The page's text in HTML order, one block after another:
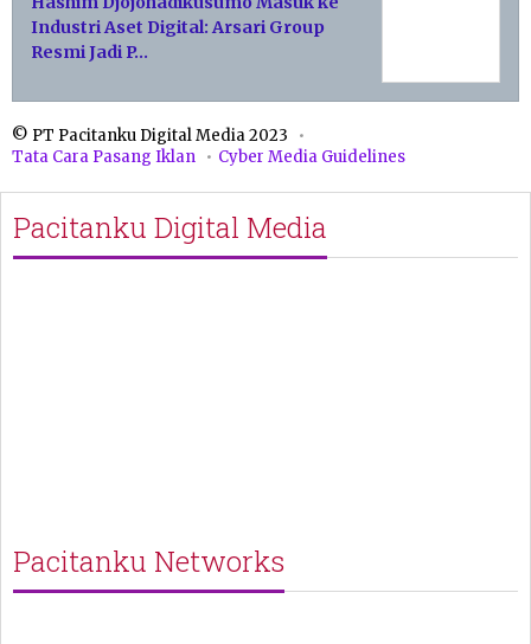
Industri Aset Digital: Arsari Group
Resmi Jadi P…
© PT Pacitanku Digital Media 2023
Tata Cara Pasang Iklan
Cyber Media Guidelines
Pacitanku Digital Media
Pacitanku Networks